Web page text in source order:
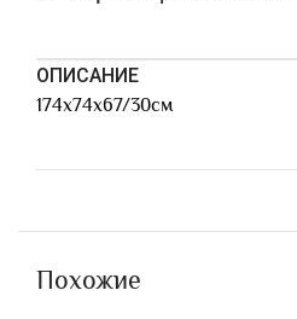
ОПИСАНИЕ
174х74х67/30см
Похожие